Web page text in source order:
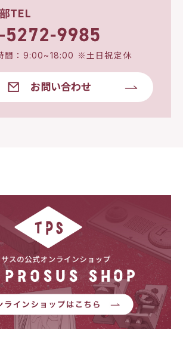
TEL
間：9:00~18:00 ※土日祝定休
お問い合わせ